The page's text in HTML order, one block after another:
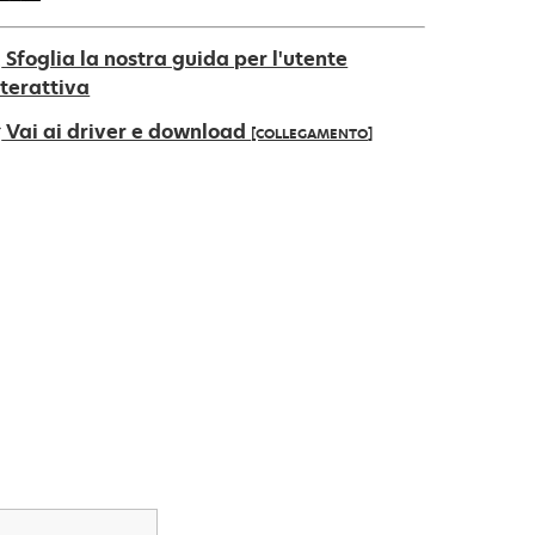
Sfoglia la nostra guida per l'utente
Vai ai driver e download [COLLEGAMENTO]